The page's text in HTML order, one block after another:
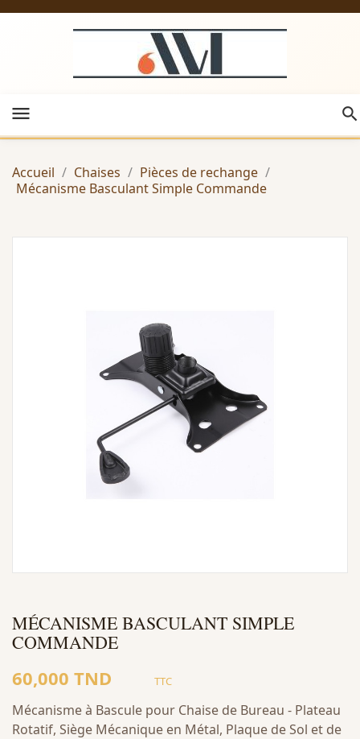
menu
Accueil Chaises
Pièces de rechange
Mécanisme Basculant Simple Commande
MÉCANISME BASCULANT SIMPLE
COMMANDE
60,000 TND TTC
Mécanisme à Bascule pour Chaise de Bureau - Plateau
Rotatif, Siège Mécanique en Métal, Plaque de Sol et de